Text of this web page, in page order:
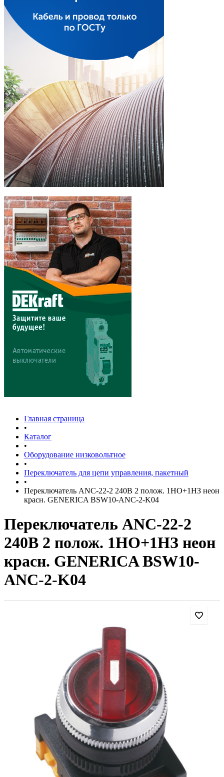
Главная страница
•
Каталог
•
Оборудование низковольтное
•
Переключатель для цепи управления, пакетный
•
Переключатель АNС-22-2 240В 2 полож. 1НО+1НЗ неон
красн. GENERICA BSW10-ANC-2-K04
Переключатель АNС-22-2
240В 2 полож. 1НО+1НЗ неон
красн. GENERICA BSW10-
ANC-2-K04